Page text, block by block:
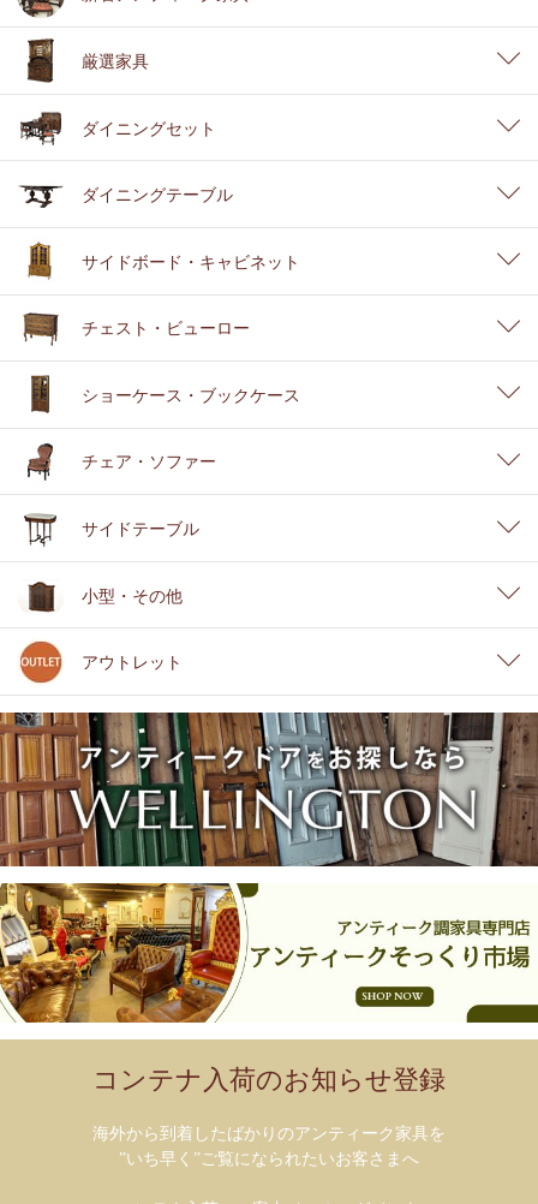
厳選家具
ダイニングセット
ダイニングテーブル
サイドボード・キャビネット
チェスト・ビューロー
ショーケース・ブックケース
チェア・ソファー
サイドテーブル
小型・その他
アウトレット
コンテナ入荷のお知らせ登録
海外から到着したばかりのアンティーク家具を
”いち早く”ご覧になられたいお客さまへ